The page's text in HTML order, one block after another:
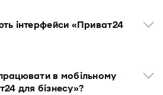
інтерфейси «Приват24
в мобільному
для бізнесу»?